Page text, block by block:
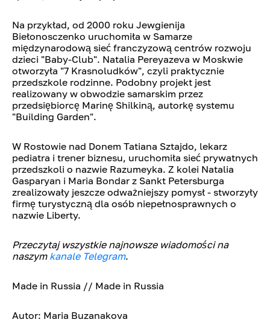
Na przykład, od 2000 roku Jewgienija
Biełonosczenko uruchomiła w Samarze
międzynarodową sieć franczyzową centrów rozwoju
dzieci "Baby-Club". Natalia Pereyazeva w Moskwie
otworzyła "7 Krasnoludków", czyli praktycznie
przedszkole rodzinne. Podobny projekt jest
realizowany w obwodzie samarskim przez
przedsiębiorcę Marinę Shilkiną, autorkę systemu
"Building Garden".
W Rostowie nad Donem Tatiana Sztajdo, lekarz
pediatra i trener biznesu, uruchomiła sieć prywatnych
przedszkoli o nazwie Razumeyka. Z kolei Natalia
Gasparyan i Maria Bondar z Sankt Petersburga
zrealizowały jeszcze odważniejszy pomysł - stworzyły
firmę turystyczną dla osób niepełnosprawnych o
nazwie Liberty.
Przeczytaj wszystkie najnowsze wiadomości na
naszym kanale Telegram.
Made in Russia // Made in Russia
Autor: Maria Buzanakova